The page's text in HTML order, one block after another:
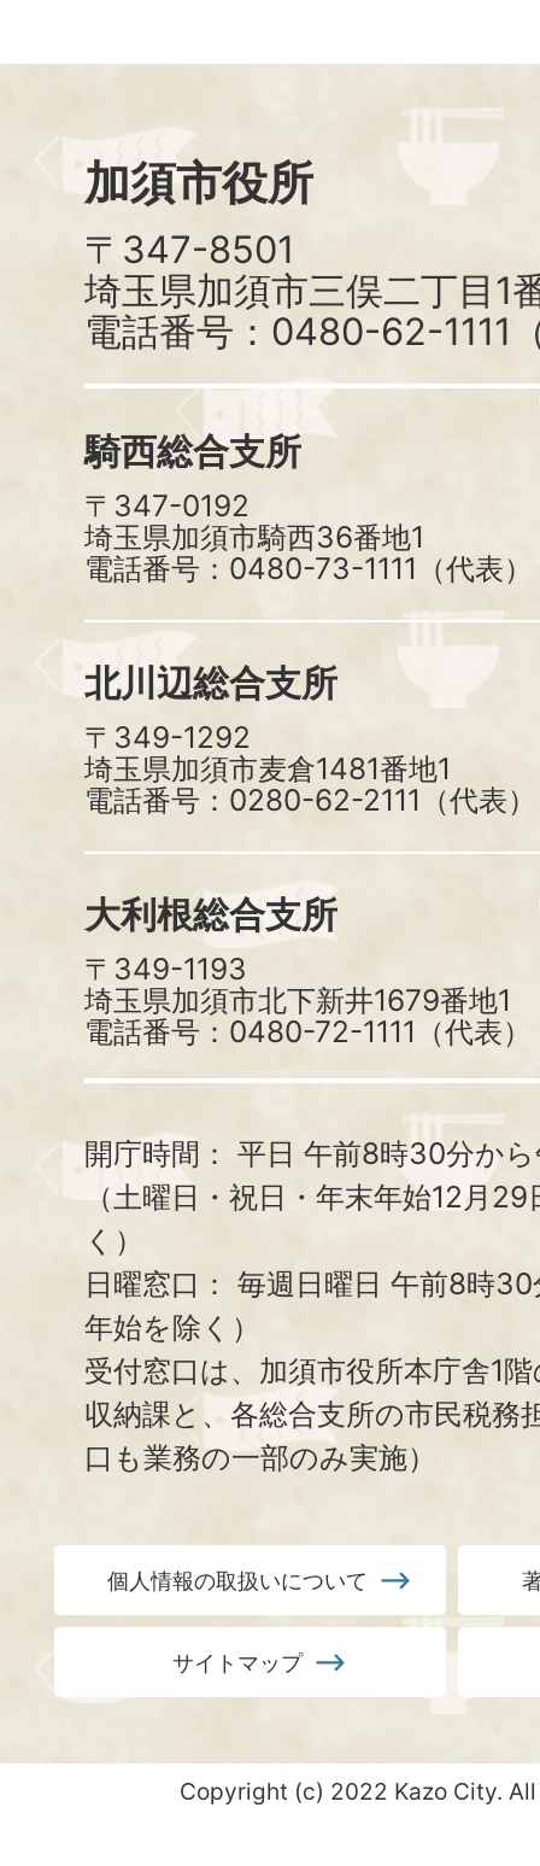
加須市役所
〒347-8501
埼玉県加須市三俣二丁目1
電話番号：0480-62-1111
騎西総合支所
〒347-0192
埼玉県加須市騎西36番地1
電話番号：0480-73-1111（代表）
北川辺総合支所
〒349-1292
埼玉県加須市麦倉1481番地1
電話番号：0280-62-2111（代表）
大利根総合支所
〒349-1193
埼玉県加須市北下新井1679番地1
電話番号：0480-72-1111（代表）
開庁時間： 平日 午前8時30分か
（土曜日・祝日・年末年始12月
く）
日曜窓口： 毎週日曜日 午前8時
年始を除く）
受付窓口は、加須市役所本庁舎1
収納課と、 各総合支所の市民税務
口も業務の一部のみ実施）
個人情報の取扱いについて
サイトマップ
Copyright (c) 2022 Kazo City.